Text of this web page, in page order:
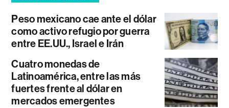
Peso mexicano cae ante el dólar
como activo refugio por guerra
entre EE.UU., Israel e Irán
Cuatro monedas de
Latinoamérica, entre las más
fuertes frente al dólar en
mercados emergentes